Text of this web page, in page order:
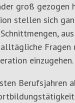
groß
stellen sich
Fragen
einzugehen.
Berufsjahren